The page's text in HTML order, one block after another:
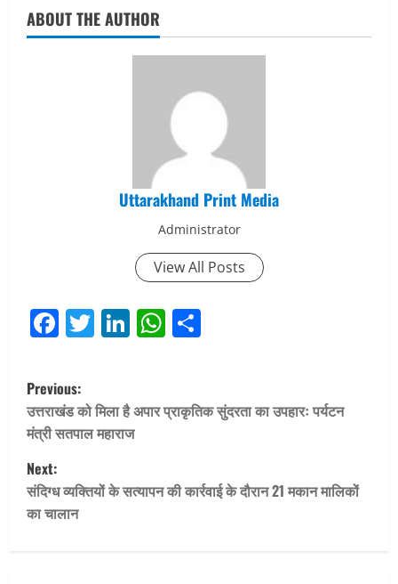
ABOUT THE AUTHOR
Uttarakhand Print Media
Administrator
View All Posts
Facebook
Twitter
LinkedIn
WhatsApp
P
o
s
t
n
Previous:
उत्तराखंड को मिला है अपार प्राकृतिक सुंदरता का उपहारः पर्यटन
मंत्री सतपाल महाराज
Next:
संदिग्ध व्यक्तियों के सत्यापन की कार्रवाई के दौरान 21 मकान मालिकों
का चालान